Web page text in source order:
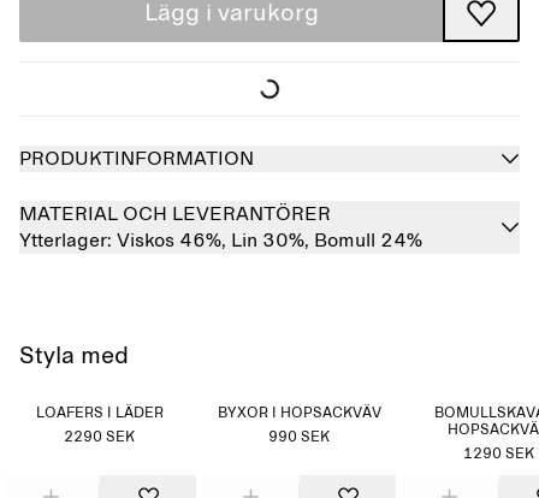
Lägg i varukorg
PRODUKTINFORMATION
MATERIAL OCH LEVERANTÖRER
Ytterlager: Viskos 46%, Lin 30%, Bomull 24%
Styla med
LOAFERS I LÄDER
2290 SEK
BYXOR I HOPSACKVÄV
990 SEK
1290 SEK